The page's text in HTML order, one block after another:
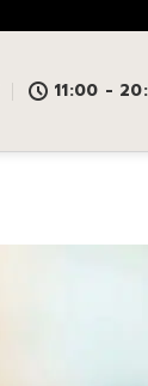
11:00 -